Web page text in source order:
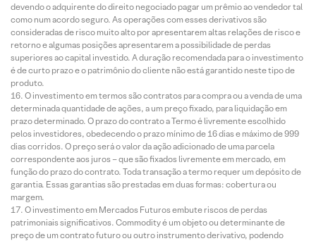
devendo o adquirente do direito negociado pagar um prêmio ao vendedor tal
como num acordo seguro. As operações com esses derivativos são
consideradas de risco muito alto por apresentarem altas relações de risco e
retorno e algumas posições apresentarem a possibilidade de perdas
superiores ao capital investido. A duração recomendada para o investimento
é de curto prazo e o patrimônio do cliente não está garantido neste tipo de
produto.
O investimento em termos são contratos para compra ou a venda de uma
determinada quantidade de ações, a um preço fixado, para liquidação em
prazo determinado. O prazo do contrato a Termo é livremente escolhido
pelos investidores, obedecendo o prazo mínimo de 16 dias e máximo de 999
dias corridos. O preço será o valor da ação adicionado de uma parcela
correspondente aos juros – que são fixados livremente em mercado, em
função do prazo do contrato. Toda transação a termo requer um depósito de
garantia. Essas garantias são prestadas em duas formas: cobertura ou
margem.
O investimento em Mercados Futuros embute riscos de perdas
patrimoniais significativos. Commodity é um objeto ou determinante de
preço de um contrato futuro ou outro instrumento derivativo, podendo